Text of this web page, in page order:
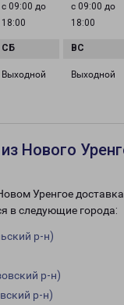
с 09:00 до
18:00
с 09:00 до
18:00
Выходной Выходной
Нового
Уренгое
в следующие города:
р-н)
р-н)
р-н)